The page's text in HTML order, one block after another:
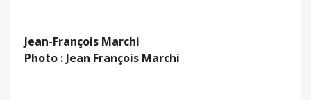
Jean-François Marchi
Photo : Jean François Marchi